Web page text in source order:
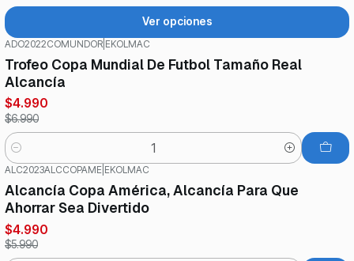
Ver opciones
ADO2022COMUNDOR EKOLMAC
Trofeo Copa Mundial De Futbol Tamaño Real
Alcancía
$4.990
$6.990
Cantidad
ALC2023ALCCOPAME EKOLMAC
Alcancía Copa América, Alcancía Para Que
Ahorrar Sea Divertido
$4.990
$5.990